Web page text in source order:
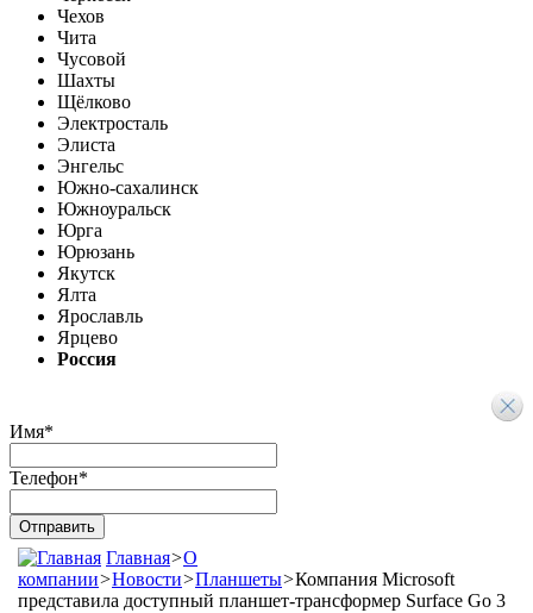
Чехов
Чита
Чусовой
Шахты
Щёлково
Электросталь
Элиста
Энгельс
Южно-сахалинск
Южноуральск
Юрга
Юрюзань
Якутск
Ялта
Ярославль
Ярцево
Россия
Имя*
Телефон*
Главная>О
компании>Новости>Планшеты>Компания Microsoft
представила доступный планшет-трансформер Surface Go 3